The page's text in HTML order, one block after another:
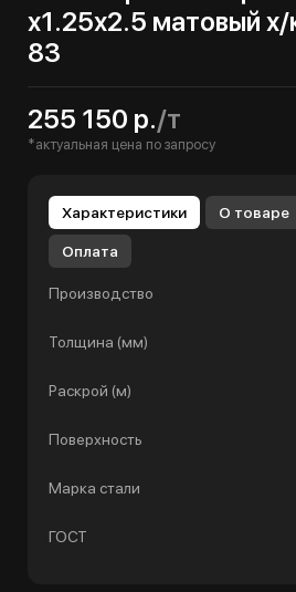
х1.25х2.5 матовый
83
255 150 р./т
*актуальная цена по запросу
Характеристики О товаре
Оплата
Производство
Толщина (мм)
Раскрой (м)
Поверхность
Марка стали
ГОСТ